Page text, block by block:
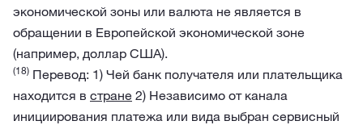
экономической зоны или валюта не является в
обращении в Европейской экономической зоне
(например, доллар США).
(18) Перевод: 1) Чей банк получателя или плательщика
находится в стране 2) Независимо от канала
инициирования платежа или вида выбран сервисный